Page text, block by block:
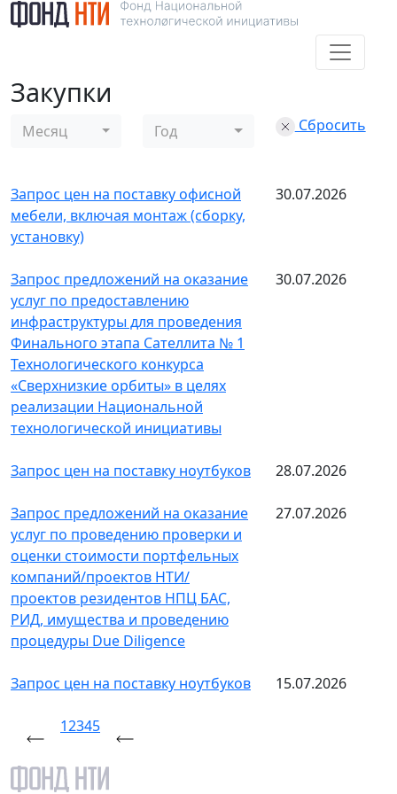
Закупки
Месяц Год Сбросить
Запрос цен на поставку офисной
мебели, включая монтаж (сборку,
установку)
30.07.2026
Запрос предложений на оказание
услуг по предоставлению
инфраструктуры для проведения
Финального этапа Сателлита № 1
Технологического конкурса
«Сверхнизкие орбиты» в целях
реализации Национальной
технологической инициативы
30.07.2026
Запрос цен на поставку ноутбуков 28.07.2026
Запрос предложений на оказание
услуг по проведению проверки и
оценки стоимости портфельных
компаний/проектов НТИ/
проектов резидентов НПЦ БАС,
РИД, имущества и проведению
процедуры Due Diligence
27.07.2026
Запрос цен на поставку ноутбуков 15.07.2026
12345